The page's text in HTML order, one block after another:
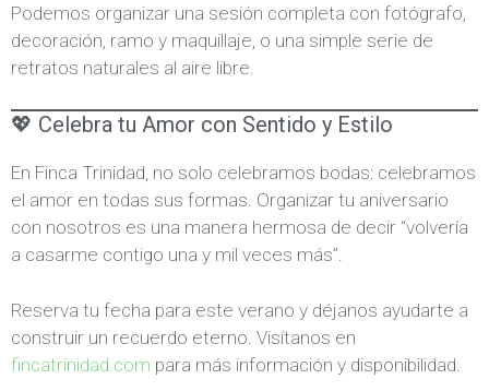
Podemos organizar una sesión completa con fotógrafo,
decoración, ramo y maquillaje, o una simple serie de
retratos naturales al aire libre.
💖 Celebra tu Amor con Sentido y Estilo
En Finca Trinidad, no solo celebramos bodas: celebramos
el amor en todas sus formas. Organizar tu aniversario
con nosotros es una manera hermosa de decir “volvería
a casarme contigo una y mil veces más”.
Reserva tu fecha para este verano y déjanos ayudarte a
construir un recuerdo eterno. Visítanos en
fincatrinidad.com para más información y disponibilidad.